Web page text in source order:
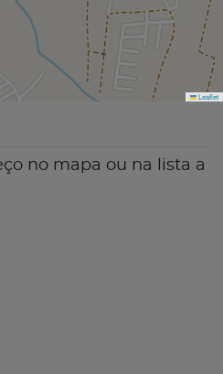
Leaflet
no mapa ou na lista a